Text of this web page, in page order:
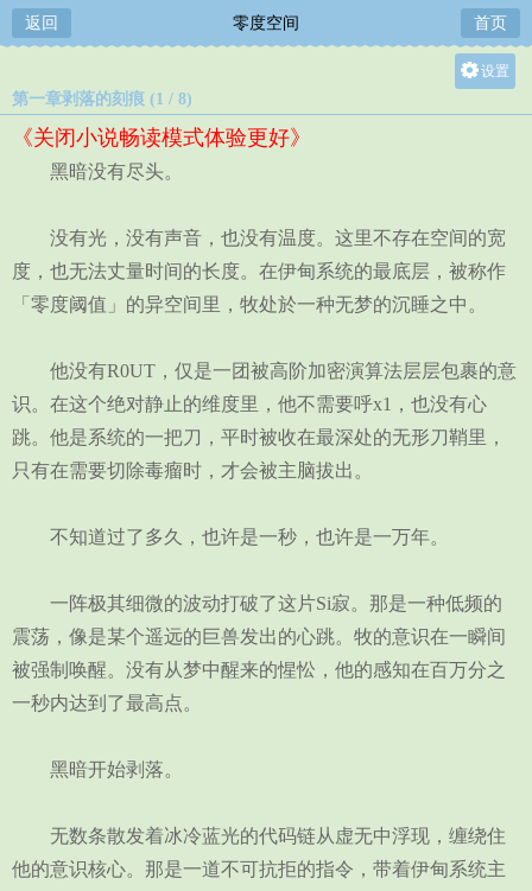
返回 零度空间 首页
设置
第一章剥落的刻痕 (1 / 8)
《关闭小说畅读模式体验更好》
黑暗没有尽头。
没有光，没有声音，也没有温度。这里不存在空间的宽
度，也无法丈量时间的长度。在伊甸系统的最底层，被称作
「零度阈值」的异空间里，牧处於一种无梦的沉睡之中。
他没有R0UT，仅是一团被高阶加密演算法层层包裹的意
识。在这个绝对静止的维度里，他不需要呼x1，也没有心
跳。他是系统的一把刀，平时被收在最深处的无形刀鞘里，
只有在需要切除毒瘤时，才会被主脑拔出。
不知道过了多久，也许是一秒，也许是一万年。
一阵极其细微的波动打破了这片Si寂。那是一种低频的
震荡，像是某个遥远的巨兽发出的心跳。牧的意识在一瞬间
被强制唤醒。没有从梦中醒来的惺忪，他的感知在百万分之
一秒内达到了最高点。
黑暗开始剥落。
无数条散发着冰冷蓝光的代码链从虚无中浮现，缠绕住
他的意识核心。那是一道不可抗拒的指令，带着伊甸系统主